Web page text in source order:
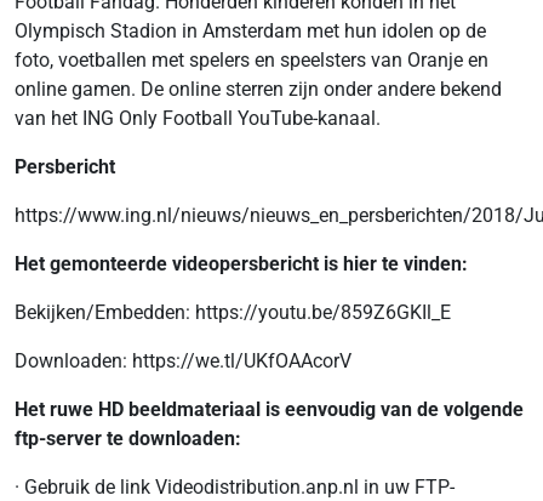
Olympisch Stadion in Amsterdam met hun idolen op de
foto, voetballen met spelers en speelsters van Oranje en
online gamen. De online sterren zijn onder andere bekend
van het ING Only Football YouTube-kanaal.
Persbericht
https://www.ing.nl/nieuws/nieuws_en_persberichten/2018/
Het gemonteerde videopersbericht is hier te vinden:
Bekijken/Embedden: https://youtu.be/859Z6GKIl_E
Downloaden: https://we.tl/UKfOAAcorV
Het ruwe HD beeldmateriaal is eenvoudig van de volgende
ftp-server te downloaden:
· Gebruik de link Videodistribution.anp.nl in uw FTP-